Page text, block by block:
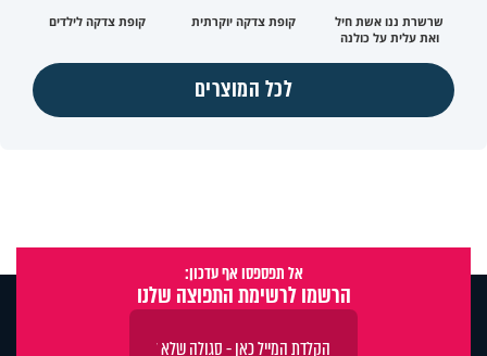
שרשרת ננו אשת חיל
ואת עלית על כולנה
קופת צדקה יוקרתית קופת צדקה לילדים
לכל המוצרים
אל תפספסו אף עדכון:
הרשמו לרשימת התפוצה שלנו